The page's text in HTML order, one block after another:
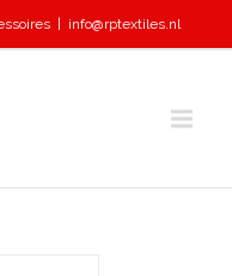
info@rptextiles.nl